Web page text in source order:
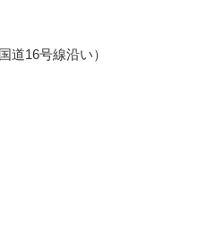
道16号線沿い）